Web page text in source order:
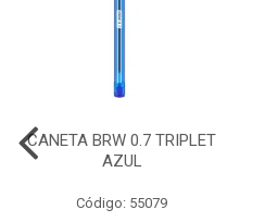
CANETA BRW 0.7 TRIPLET
AZUL
Código: 55079